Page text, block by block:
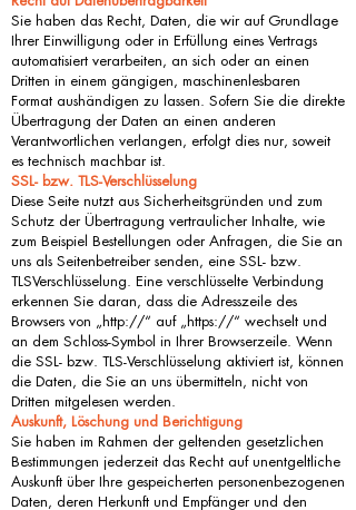
Sie haben das Recht, Daten, die wir auf Grundlage
Ihrer Einwilligung oder in Erfüllung eines Vertrags
automatisiert verarbeiten, an sich oder an einen
Dritten in einem gängigen, maschinenlesbaren
Format aushändigen zu lassen. Sofern Sie die direkte
Übertragung der Daten an einen anderen
Verantwortlichen verlangen, erfolgt dies nur, soweit
es technisch machbar ist.
SSL- bzw. TLS-Verschlüsselung
Diese Seite nutzt aus Sicherheitsgründen und zum
Schutz der Übertragung vertraulicher Inhalte, wie
zum Beispiel Bestellungen oder Anfragen, die Sie an
uns als Seitenbetreiber senden, eine SSL- bzw.
TLSVerschlüsselung. Eine verschlüsselte Verbindung
erkennen Sie daran, dass die Adresszeile des
Browsers von „http://“ auf „https://“ wechselt und
an dem Schloss-Symbol in Ihrer Browserzeile. Wenn
die SSL- bzw. TLS-Verschlüsselung aktiviert ist, können
die Daten, die Sie an uns übermitteln, nicht von
Dritten mitgelesen werden.
Auskunft, Löschung und Berichtigung
Sie haben im Rahmen der geltenden gesetzlichen
Bestimmungen jederzeit das Recht auf unentgeltliche
Auskunft über Ihre gespeicherten personenbezogenen
Daten, deren Herkunft und Empfänger und den